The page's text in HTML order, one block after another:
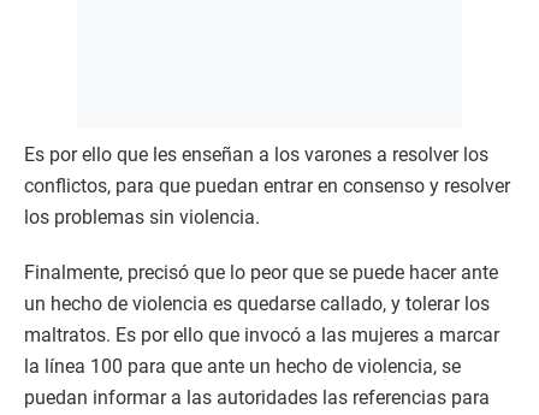
Es por ello que les enseñan a los varones a resolver los
conflictos, para que puedan entrar en consenso y resolver
los problemas sin violencia.
Finalmente, precisó que lo peor que se puede hacer ante
un hecho de violencia es quedarse callado, y tolerar los
maltratos. Es por ello que invocó a las mujeres a marcar
la línea 100 para que ante un hecho de violencia, se
puedan informar a las autoridades las referencias para